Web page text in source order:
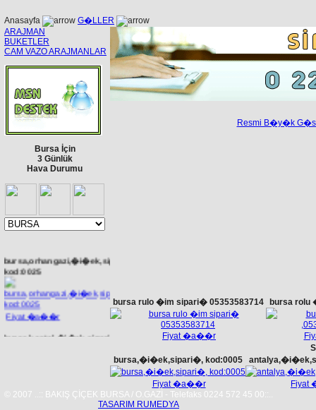
Anasayfa
G�LLER
ARAJMAN
BUKETLER
CAM VAZO ARAJMANLAR
Bursa İçin
3 Günlük
Hava Durumu
bursa,orhangazi,�i�ek,sipari�,
kod:0025
Fiyat �a��r
bursa,kestel,�i�ek,sipari�,
Fiyat �a��r
Resmi B�y�k
bursa rulo �im sipari� 05353583714
Fiyat �a��r
bursa rolu
bursa,�i�ek,sipari�, kod:0005
Fiyat �a��r
© 2007 ..:: BAKIŞ ÇİÇEK BURSA / O.GAZİ - Telefaks 0224 572 45 00::..
TASARIM RUMEDYA